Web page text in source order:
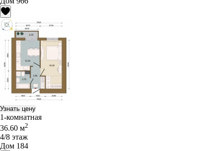
Узнать цену
1-комнатная
36.60 м2
4/8 этаж
Дом 184